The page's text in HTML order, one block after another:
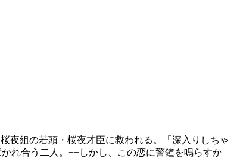
夜組の若頭・桜夜才臣に救われる。「深入りしちゃ
れ合う二人。−−しかし、この恋に警鐘を鳴らすか